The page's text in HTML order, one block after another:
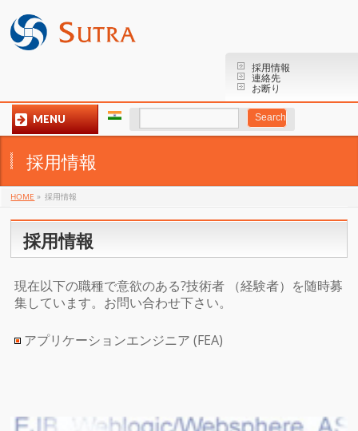
採用情報
連絡先
お断り
MENU
採用情報
HOME » 採用情報
採用情報
現在以下の職種で意欲のある?技術者 （経験者）を随時募
集しています。お問い合わせ下さい。
アプリケーションエンジニア (FEA)